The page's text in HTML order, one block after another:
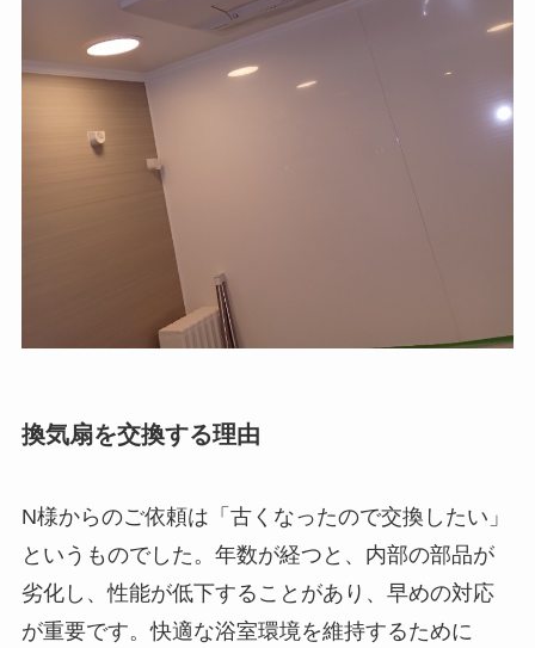
換気扇を交換する理由
N様からのご依頼は「古くなったので交換したい」
というものでした。年数が経つと、内部の部品が
劣化し、性能が低下することがあり、早めの対応
が重要です。快適な浴室環境を維持するために